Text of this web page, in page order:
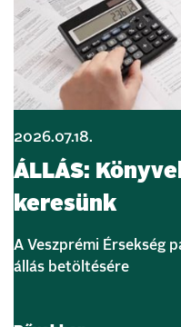
2026.07.18.
ÁLLÁS:
keresünk
A Veszprémi Érsekség
állás betöltésére